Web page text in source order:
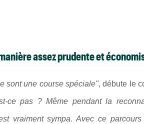
assez prudente et
sont une course spéciale", débute le
ce pas ? Même pendant la
vraiment sympa. Avec ce